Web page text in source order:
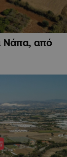
Νάπα, από